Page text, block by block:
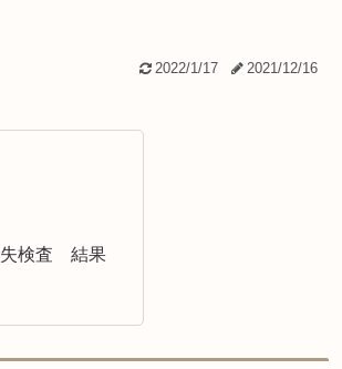
2022/1/17 2021/12/16
失検査 結果